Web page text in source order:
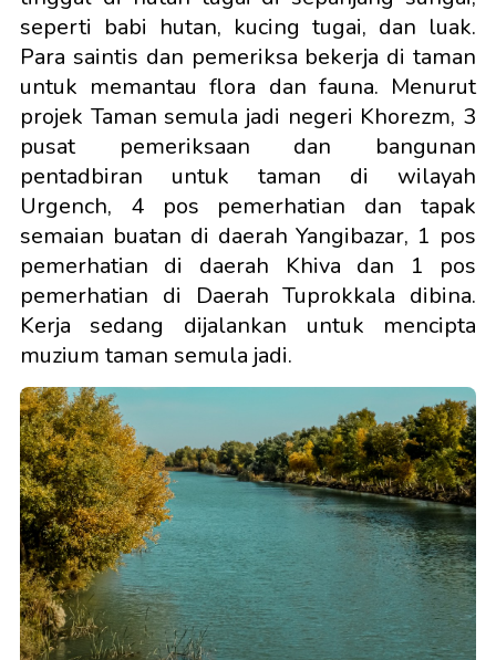
seperti babi hutan, kucing tugai, dan luak.
Para saintis dan pemeriksa bekerja di taman
untuk memantau flora dan fauna. Menurut
projek Taman semula jadi negeri Khorezm, 3
pusat pemeriksaan dan bangunan
pentadbiran untuk taman di wilayah
Urgench, 4 pos pemerhatian dan tapak
semaian buatan di daerah Yangibazar, 1 pos
pemerhatian di daerah Khiva dan 1 pos
pemerhatian di Daerah Tuprokkala dibina.
Kerja sedang dijalankan untuk mencipta
muzium taman semula jadi.